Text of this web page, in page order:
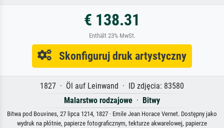
€ 138.31
Enthält 23% MwSt.
Skonfiguruj druk artystyczny
1827 · Öl auf Leinwand · ID zdjęcia: 83580
Malarstwo rodzajowe · Bitwy
Bitwa pod Bouvines, 27 lipca 1214, 1827 · Emile Jean Horace Vernet. Dostępny jako
wydruk na płótnie, papierze fotograficznym, tekturze akwarelowej, papierze